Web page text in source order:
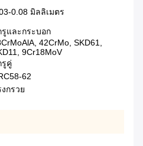
0.08 มิลลิเมตร
รูและกระบอก
42CrMo, SKD61,
9Cr18MoV
รูคู่
62
กรวย